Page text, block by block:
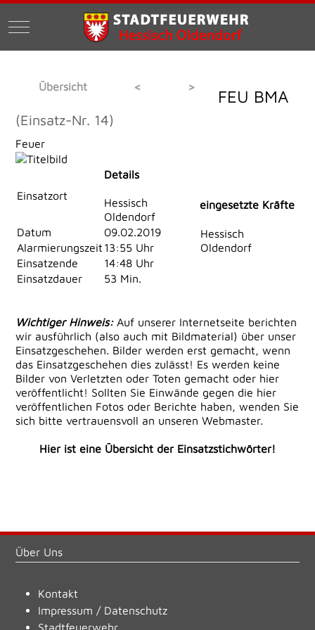
Mobile Menu Toggle
Übersicht < > FEU BMA
(Einsatz-Nr. 14)
Feuer
Einsatzort
Details
Hessisch
Oldendorf
Datum
09.02.2019
Alarmierungszeit 13:55 Uhr
Einsatzende
14:48 Uhr
Einsatzdauer
53 Min.
eingesetzte Kräfte
Hessisch
Oldendorf
Wichtiger Hinweis: Auf unserer Internetseite berichten
wir ausführlich (also auch mit Bildmaterial) über unser
Einsatzgeschehen. Bilder werden erst gemacht, wenn
das Einsatzgeschehen dies zulässt! Es werden keine
Bilder von Verletzten oder Toten gemacht oder hier
veröffentlicht! Sollten Sie Einwände gegen die hier
veröffentlichen Fotos oder Berichte haben, wenden Sie
sich bitte vertrauensvoll an unseren Webmaster.
Hier ist eine Übersicht der Einsatzstichwörter!
Über Uns
Kontakt
Impressum / Datenschutz
Stadtfeuerwehr